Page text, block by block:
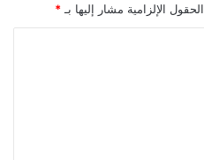
الحقول الإلزامية مشار إليها بـ *